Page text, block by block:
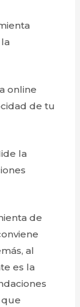
online
de tu
la
de
al
es la